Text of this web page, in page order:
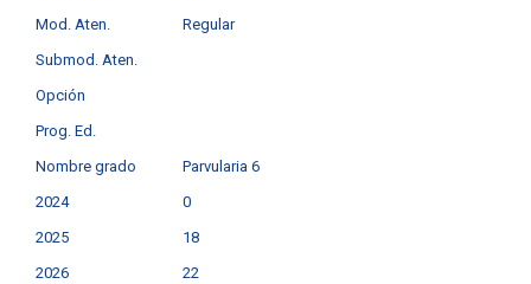
Mod. Aten.
Regular
Submod. Aten.
Opción
Prog. Ed.
Nombre grado
Parvularia 6
2024
0
2025
18
2026
22